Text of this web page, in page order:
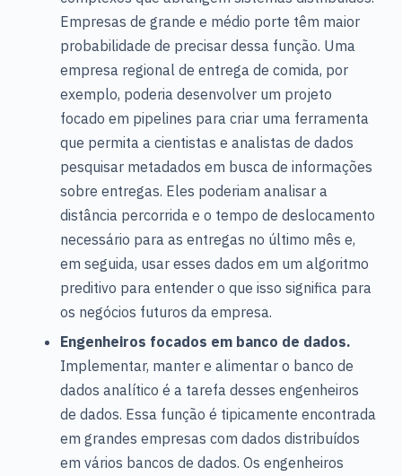
Empresas de grande e médio porte têm maior
probabilidade de precisar dessa função. Uma
empresa regional de entrega de comida, por
exemplo, poderia desenvolver um projeto
focado em pipelines para criar uma ferramenta
que permita a cientistas e analistas de dados
pesquisar metadados em busca de informações
sobre entregas. Eles poderiam analisar a
distância percorrida e o tempo de deslocamento
necessário para as entregas no último mês e,
em seguida, usar esses dados em um algoritmo
preditivo para entender o que isso significa para
os negócios futuros da empresa.
Engenheiros focados em banco de dados.
Implementar, manter e alimentar o banco de
dados analítico é a tarefa desses engenheiros
de dados. Essa função é tipicamente encontrada
em grandes empresas com dados distribuídos
em vários bancos de dados. Os engenheiros